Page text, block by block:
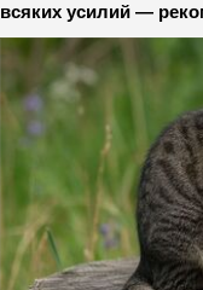
всяких усилий —